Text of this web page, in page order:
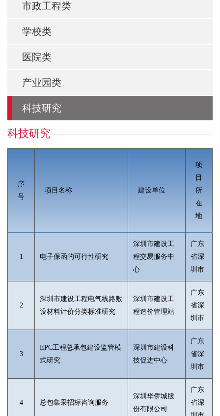
市政工程类
学校类
医院类
产业园类
科技研究
科技研究
序
号
项目名称 建设单位
项
目
所
在
地
1 电子保函的可行性研究
深圳市建设工
程交易服务中
心
广东
省深
圳市
2
深圳市建设工程电气线路敷
设材料计价分类标准研究
深圳市建设工
程造价管理站
广东
省深
圳市
3
EPC工程总承包建设监管模
式研究
深圳市建设科
技促进中心
广东
省深
圳市
4 总包集采招标咨询服务
深圳华侨城股
份有限公司
广东
省深